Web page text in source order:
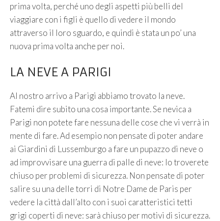
prima volta, perché uno degli aspetti più belli del
viaggiare con i figli è quello di vedere il mondo
attraverso il loro sguardo, e quindi è stata un po’ una
nuova prima volta anche per noi.
LA NEVE A PARIGI
Al nostro arrivo a Parigi abbiamo trovato la neve.
Fatemi dire subito una cosa importante. Se nevica a
Parigi non potete fare nessuna delle cose che vi verrà in
mente di fare. Ad esempio non pensate di poter andare
ai Giardini di Lussemburgo a fare un pupazzo di neve o
ad improvvisare una guerra di palle di neve: lo troverete
chiuso per problemi di sicurezza. Non pensate di poter
salire su una delle torri di Notre Dame de Paris per
vedere la città dall’alto con i suoi caratteristici tetti
grigi coperti di neve: sarà chiuso per motivi di sicurezza.